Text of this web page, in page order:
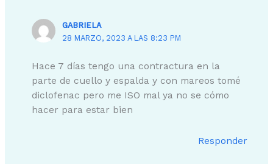
GABRIELA
28 MARZO, 2023 A LAS 8:23 PM
Hace 7 días tengo una contractura en la
parte de cuello y espalda y con mareos tomé
diclofenac pero me ISO mal ya no se cómo
hacer para estar bien
Responder